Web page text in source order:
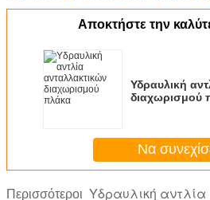
Αποκτήστε την
Υδραυλική
διαχωρισμού
Να
Περισσότεροι Υδραυλική